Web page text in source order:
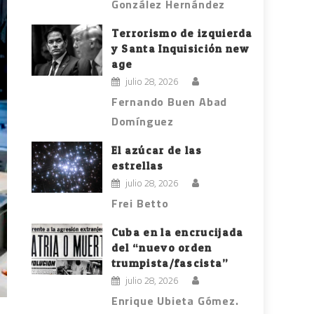
González Hernández
Terrorismo de izquierda
y Santa Inquisición new
age
julio 28, 2026
Fernando Buen Abad
Domínguez
El azúcar de las
estrellas
julio 28, 2026
Frei Betto
Cuba en la encrucijada
del “nuevo orden
trumpista/fascista”
julio 28, 2026
Enrique Ubieta Gómez.